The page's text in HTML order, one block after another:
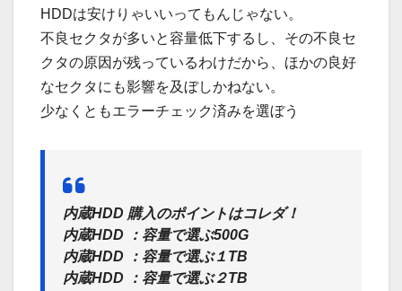
HDDは安けりゃいいってもんじゃない。
不良セクタが多いと容量低下するし、その不良セ
クタの原因が残っているわけだから、ほかの良好
なセクタにも影響を及ぼしかねない。
少なくともエラーチェック済みを選ぼう
内蔵HDD 購入のポイントはコレダ！
内蔵HDD ：容量で選ぶ500G
内蔵HDD ：容量で選ぶ１TB
内蔵HDD ：容量で選ぶ２TB